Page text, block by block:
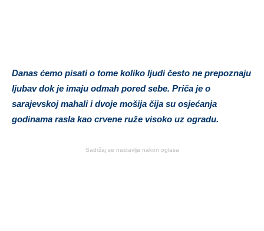
Danas ćemo pisati o tome koliko ljudi često ne prepoznaju
ljubav dok je imaju odmah pored sebe. Priča je o
sarajevskoj mahali i dvoje mošija čija su osjećanja
godinama rasla kao crvene ruže visoko uz ogradu.
Sadržaj se nastavlja nakon oglasa